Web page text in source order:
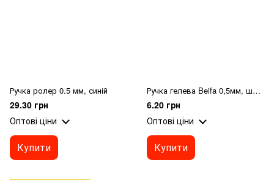
Ручка ролер 0.5 мм, синій
29.30 грн
Оптові ціни
Купити
Ручка гелева Beifa 0,5мм, швидко висихає чорна
6.20 грн
Оптові ціни
Купити